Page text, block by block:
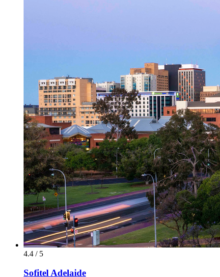
4.4 / 5
Sofitel Adelaide